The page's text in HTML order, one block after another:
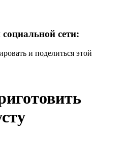
сети:
и поделиться этой